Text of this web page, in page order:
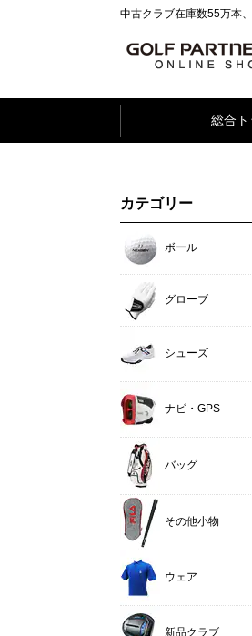
中古クラブ在庫数55万本
総合ト
カテゴリー
ボール
グローブ
シューズ
ナビ・GPS
バッグ
その他小物
ウェア
新品クラブ